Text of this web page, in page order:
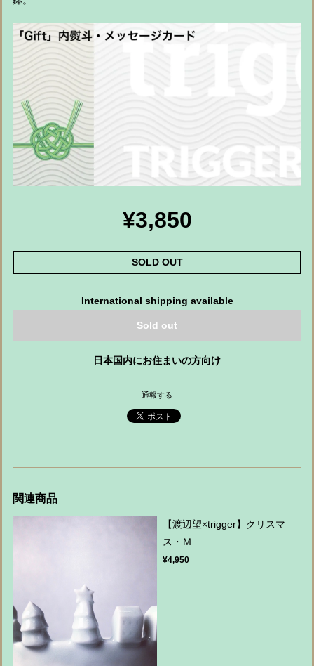
¥3,850
SOLD OUT
International shipping available
Sold out
日本国内にお住まいの方向け
通報する
関連商品
【渡辺望×trigger】クリスマ
ス・Ｍ
¥4,950